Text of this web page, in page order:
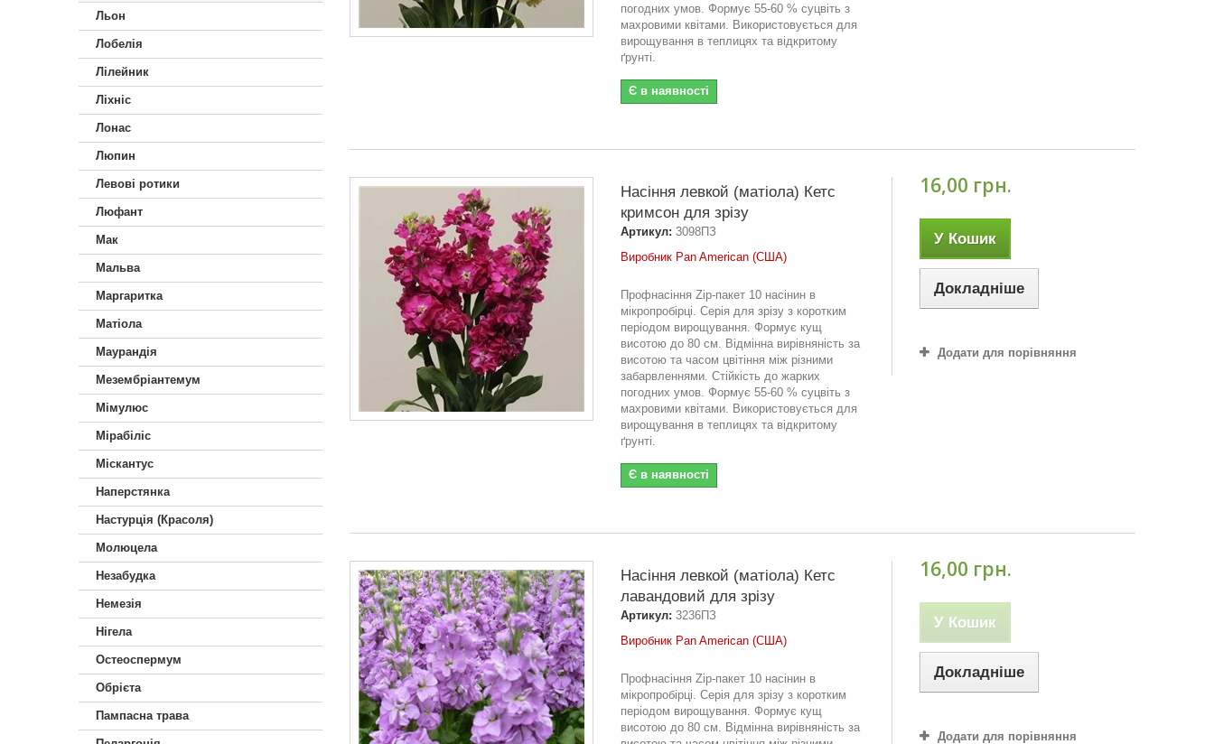
Льон
Лобелія
Лілейник
Ліхніс
Лонас
Люпин
Левові ротики
Люфант
Мак
Мальва
Маргаритка
Матіола
Маурандія
Мезембріантемум
Мімулюс
Мірабіліс
Міскантус
Наперстянка
Настурція (Красоля)
Молюцела
Незабудка
Немезiя
Нігела
Остеоспермум
Обрієта
Пампасна трава
погодних умов. Формує 55-60 % суцвіть з
махровими квітами. Використовується для
вирощування в теплицях та відкритому
ґрунті.
Є в наявності
Насіння левкой (матіола) Кетс
кримсон для зрізу
Артикул: 3098ПЗ
Виробник Pan American (США)
Профнасіння Zip-пакет 10 насінин в
мікропробірці. Серія для зрізу з коротким
періодом вирощування. Формує кущ
висотою до 80 см. Відмінна вирівняність за
висотою та часом цвітіння між різними
забарвленнями. Стійкість до жарких
погодних умов. Формує 55-60 % суцвіть з
махровими квітами. Використовується для
вирощування в теплицях та відкритому
ґрунті.
Є в наявності
16,00 грн.
У Кошик
Докладніше
Додати для порівняння
Насіння левкой (матіола) Кетс
лавандовий для зрізу
Артикул: 3236ПЗ
Виробник Pan American (США)
Профнасіння Zip-пакет 10 насінин в
мікропробірці. Серія для зрізу з коротким
періодом вирощування. Формує кущ
висотою до 80 см. Відмінна вирівняність за
16,00 грн.
У Кошик
Докладніше
Додати для порівняння